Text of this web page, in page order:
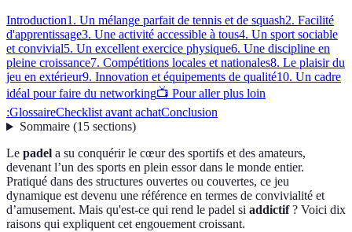
Introduction1. Un mélange parfait de tennis et de squash2. Facilité
d'apprentissage3. Une activité accessible à tous4. Un sport sociable
et convivial5. Un excellent exercice physique6. Une discipline en
pleine croissance7. Compétitions locales et nationales8. Le plaisir du
jeu en extérieur9. Innovation et équipements de qualité10. Un cadre
idéal pour faire du networking📺 Pour aller plus loin
:GlossaireChecklist avant achatConclusion
Sommaire(15 sections)
Le padel a su conquérir le cœur des sportifs et des amateurs,
devenant l’un des sports en plein essor dans le monde entier.
Pratiqué dans des structures ouvertes ou couvertes, ce jeu
dynamique est devenu une référence en termes de convivialité et
d’amusement. Mais qu'est-ce qui rend le padel si addictif? Voici dix
raisons qui expliquent cet engouement croissant.